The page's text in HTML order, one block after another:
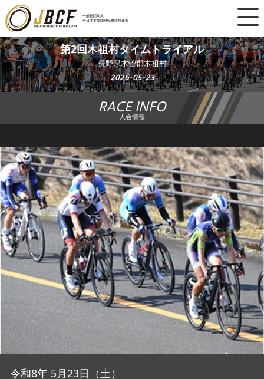
一般社団法人
全日本実業団自転車競技連盟
×
ニュース
レース日程
ランキング
チーム・選手
競技ガイド
加盟・登録
エントリー
JBCF ROAD SERIESとは
第2回木祖村タイムトライアル
長野県木曽郡木祖村
2026-05-23
RACE INFO
大会情報
令和8年 5月23日（土）